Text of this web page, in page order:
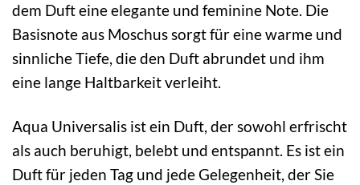
dem Duft eine elegante und feminine Note. Die
Basisnote aus Moschus sorgt für eine warme und
sinnliche Tiefe, die den Duft abrundet und ihm
eine lange Haltbarkeit verleiht.
Aqua Universalis ist ein Duft, der sowohl erfrischt
als auch beruhigt, belebt und entspannt. Es ist ein
Duft für jeden Tag und jede Gelegenheit, der Sie